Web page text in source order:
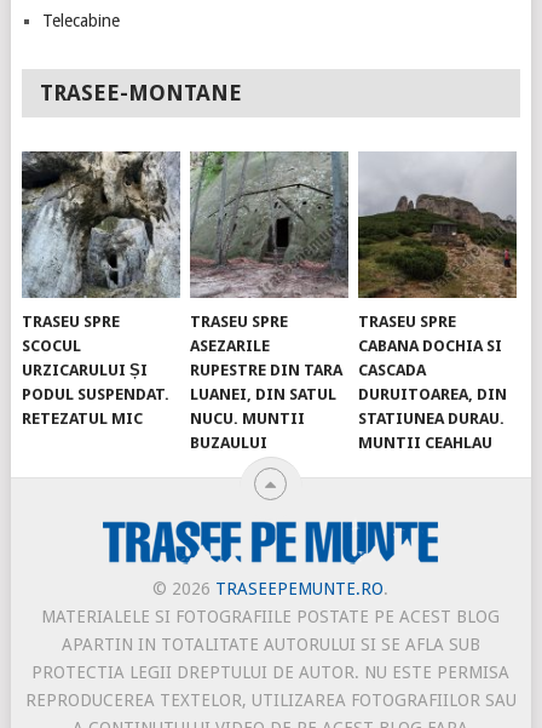
Telecabine
TRASEE-MONTANE
TRASEU SPRE
SCOCUL
URZICARULUI ȘI
PODUL SUSPENDAT.
RETEZATUL MIC
TRASEU SPRE
ASEZARILE
RUPESTRE DIN TARA
LUANEI, DIN SATUL
NUCU. MUNTII
BUZAULUI
TRASEU SPRE
CABANA DOCHIA SI
CASCADA
DURUITOAREA, DIN
STATIUNEA DURAU.
MUNTII CEAHLAU
© 2026 TRASEEPEMUNTE.RO.
MATERIALELE SI FOTOGRAFIILE POSTATE PE ACEST BLOG
APARTIN IN TOTALITATE AUTORULUI SI SE AFLA SUB
PROTECTIA LEGII DREPTULUI DE AUTOR. NU ESTE PERMISA
REPRODUCEREA TEXTELOR, UTILIZAREA FOTOGRAFIILOR SAU